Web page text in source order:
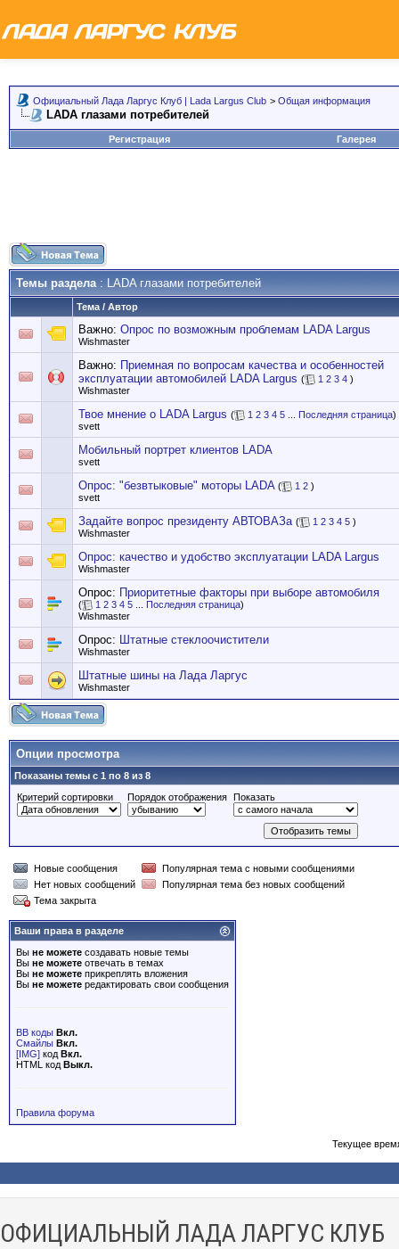
Официальный Лада Ларгус Клуб | Lada Largus Club > Общая информация
LADA глазами потребителей
Регистрация Галерея
Темы раздела: LADA глазами потребителей
Тема / Автор
Важно: Опрос по возможным проблемам LADA Largus
Wishmaster
Важно: Приемная по вопросам качества и особенностей
эксплуатации автомобилей LADA Largus ( 1 2 3 4 )
Wishmaster
Твое мнение о LADA Largus ( 1 2 3 4 5 Последняя страница)
svett
Мобильный портрет клиентов LADA
svett
Опрос: "безвтыковые" моторы LADA ( 1 2 )
svett
Задайте вопрос президенту АВТОВАЗа ( 1 2 3 4 5 )
Wishmaster
Опрос: качество и удобство эксплуатации LADA Largus
Wishmaster
Опрос: Приоритетные факторы при выборе автомобиля
( 1 2 3 4 5 Последняя страница)
Wishmaster
Опрос: Штатные стеклоочистители
Wishmaster
Штатные шины на Лада Ларгус
Wishmaster
Опции просмотра
Показаны темы с 1 по 8 из 8
Критерий сортировки
Порядок отображения Показать
Новые сообщения
Популярная тема с новыми сообщениями
Нет новых сообщений
Популярная тема без новых сообщений
Тема закрыта
Ваши права в разделе
Вы не можете создавать новые темы
Вы не можете отвечать в темах
Вы не можете прикреплять вложения
Вы не можете редактировать свои сообщения
BB коды Вкл.
Смайлы Вкл.
[IMG] код Вкл.
HTML код Выкл.
Правила форума
Текущее
ОФИЦИАЛЬНЫЙ ЛАДА ЛАРГУС КЛУБ